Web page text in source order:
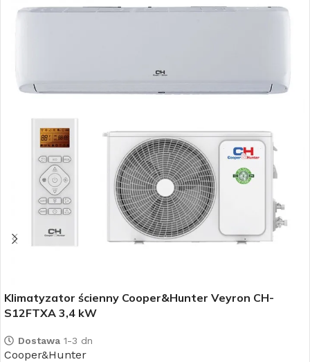
Klimatyzator ścienny Cooper&Hunter Veyron CH-
S12FTXA 3,4 kW
Dostawa 1-3 dn
Cooper&Hunter